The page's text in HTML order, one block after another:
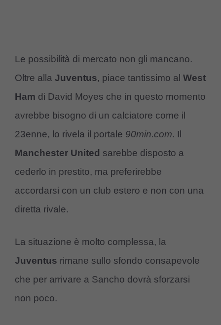
Le possibilità di mercato non gli mancano.
Oltre alla Juventus, piace tantissimo al West
Ham di David Moyes che in questo momento
avrebbe bisogno di un calciatore come il
23enne, lo rivela il portale 90min.com. Il
Manchester United sarebbe disposto a
cederlo in prestito, ma preferirebbe
accordarsi con un club estero e non con una
diretta rivale.
La situazione è molto complessa, la
Juventus rimane sullo sfondo consapevole
che per arrivare a Sancho dovrà sforzarsi
non poco.